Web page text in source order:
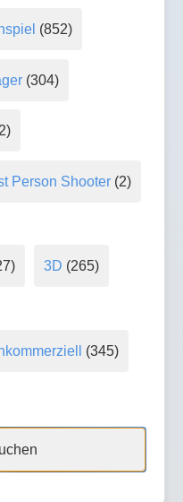
(852)
(304)
Person Shooter (2)
3D (265)
(345)